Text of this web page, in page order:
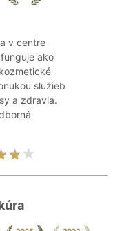
v centre
ako
služieb
a zdravia.